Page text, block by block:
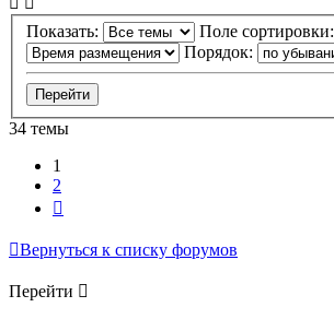
Показать:
Поле сортировки:
Порядок:
34 темы
1
2
Вернуться к списку форумов
Перейти